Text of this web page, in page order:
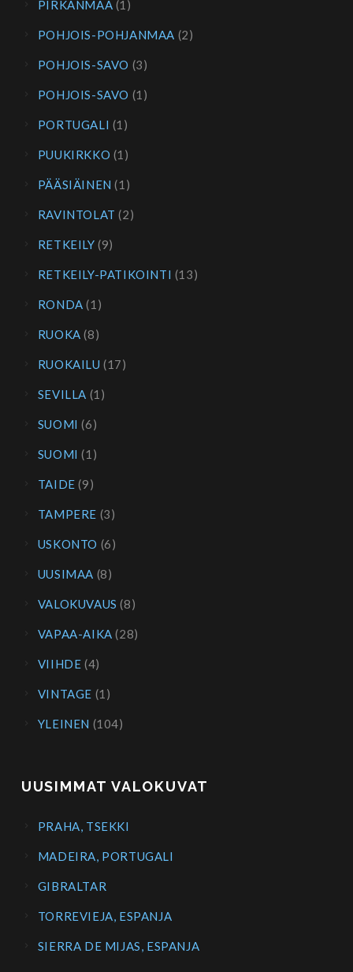
PIRKANMAA (1)
POHJOIS-POHJANMAA (2)
POHJOIS-SAVO (3)
POHJOIS-SAVO (1)
PORTUGALI (1)
PUUKIRKKO (1)
PÄÄSIÄINEN (1)
RAVINTOLAT (2)
RETKEILY (9)
RETKEILY-PATIKOINTI (13)
RONDA (1)
RUOKA (8)
RUOKAILU (17)
SEVILLA (1)
SUOMI (6)
SUOMI (1)
TAIDE (9)
TAMPERE (3)
USKONTO (6)
UUSIMAA (8)
VALOKUVAUS (8)
VAPAA-AIKA (28)
VIIHDE (4)
VINTAGE (1)
YLEINEN (104)
UUSIMMAT VALOKUVAT
PRAHA, TSEKKI
MADEIRA, PORTUGALI
GIBRALTAR
TORREVIEJA, ESPANJA
SIERRA DE MIJAS, ESPANJA